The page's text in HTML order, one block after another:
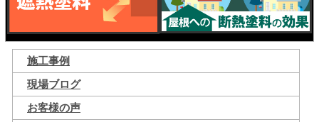
施工事例
現場ブログ
お客様の声